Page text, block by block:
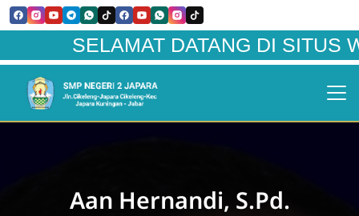
SELAMAT DATANG DI SITUS
Aan Hernandi, S.Pd.